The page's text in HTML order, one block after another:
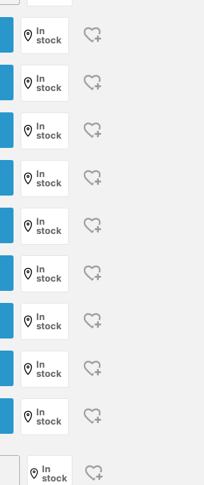
In
stock
In
stock
In
stock
In
stock
In
stock
In
stock
In
stock
In
stock
In
stock
In
stock